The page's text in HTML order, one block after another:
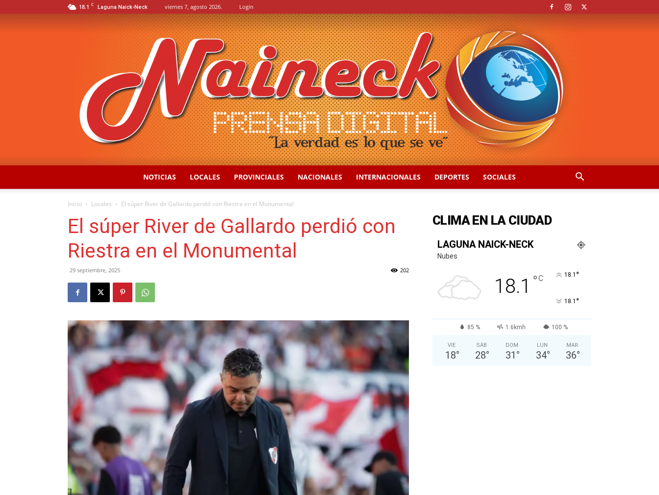
18.1 C Laguna Naick-Neck viernes 7, agosto 2026. Login
PRENSA
DIGITAL
NOTICIAS LOCALES PROVINCIALES NACIONALES INTERNACIONALES DEPORTES SOCIALES
Inicio Locales El súper River de Gallardo perdió con Riestra en el Monumental
El súper River de Gallardo perdió con
Riestra en el Monumental
29 septiembre, 2025 202
CLIMA EN LA CIUDAD
LAGUNA NAICK-NECK
Nubes
18.1 °C 18.1 °
18.1 °
85 % 1.6kmh 100 %
VIE
18°
SÁB
28°
DOM
31 °
LUN
34°
MAR
36°